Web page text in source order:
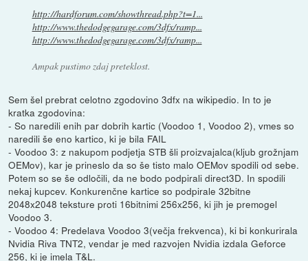
http://hardforum.com/showthread.php?t=1...
http://www.thedodgegarage.com/3dfx/ramp...
http://www.thedodgegarage.com/3dfx/ramp...
Ampak pustimo zdaj preteklost.
Sem šel prebrat celotno zgodovino 3dfx na wikipedio. In to je
kratka zgodovina:
- So naredili enih par dobrih kartic (Voodoo 1, Voodoo 2), vmes so
naredili še eno kartico, ki je bila FAIL
- Voodoo 3: z nakupom podjetja STB šli proizvajalca(kljub grožnjam
OEMov), kar je prineslo da so še tisto malo OEMov spodili od sebe.
Potem so se še odločili, da ne bodo podpirali direct3D. In spodili
nekaj kupcev. Konkurenčne kartice so podpirale 32bitne
2048x2048 teksture proti 16bitnimi 256x256, ki jih je premogel
Voodoo 3.
- Voodoo 4: Predelava Voodoo 3(večja frekvenca), ki bi konkurirala
Nvidia Riva TNT2, vendar je med razvojen Nvidia izdala Geforce
256, ki je imela T&L.